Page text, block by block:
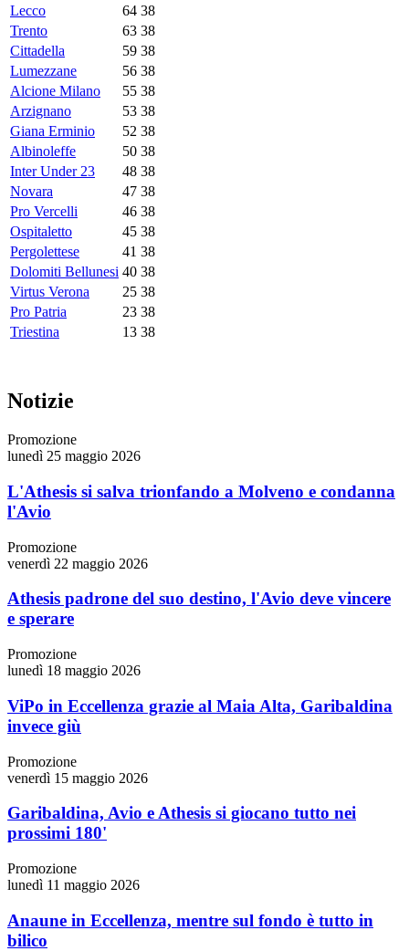
Lecco
64 38
Trento
63 38
Cittadella
59 38
Lumezzane
56 38
Alcione Milano
55 38
Arzignano
53 38
Giana Erminio
52 38
Albinoleffe
50 38
Inter Under 23
48 38
Novara
47 38
Pro Vercelli
46 38
Ospitaletto
45 38
Pergolettese
41 38
Dolomiti Bellunesi 40 38
Virtus Verona
25 38
Pro Patria
23 38
Triestina
13 38
Notizie
Promozione
lunedì 25 maggio 2026
L'Athesis si salva trionfando a Molveno e condanna
l'Avio
Promozione
venerdì 22 maggio 2026
Athesis padrone del suo destino, l'Avio deve vincere
e sperare
Promozione
lunedì 18 maggio 2026
ViPo in Eccellenza grazie al Maia Alta, Garibaldina
invece giù
Promozione
venerdì 15 maggio 2026
Garibaldina, Avio e Athesis si giocano tutto nei
prossimi 180'
Promozione
lunedì 11 maggio 2026
Anaune in Eccellenza, mentre sul fondo è tutto in
bilico